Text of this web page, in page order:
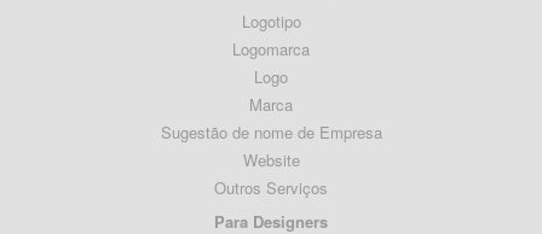
Logotipo
Logomarca
Logo
Marca
Sugestão de nome de Empresa
Website
Outros Serviços
Para Designers